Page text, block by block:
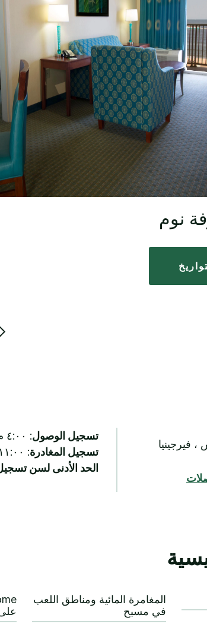
نوم
، فيرجينيا
تسجيل الوصول: ٤:٠٠ م
تسجيل المغادرة: ١١:٠٠ ص
الحد الأدنى لسن
المغامرة المائية ومناطق اللعب
في مسبح